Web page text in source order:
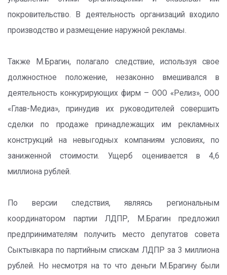
покровительство. В деятельность организаций входило
производство и размещение наружной рекламы.
Также М.Брагин, полагало следствие, используя свое
должностное положение, незаконно вмешивался в
деятельность конкурирующих фирм – ООО «Релиз», ООО
«Глав-Медиа», принудив их руководителей совершить
сделки по продаже принадлежащих им рекламных
конструкций на невыгодных компаниям условиях, по
заниженной стоимости. Ущерб оценивается в 4,6
миллиона рублей.
По версии следствия, являясь региональным
координатором партии ЛДПР, М.Брагин предложил
предпринимателям получить место депутатов совета
Сыктывкара по партийным спискам ЛДПР за 3 миллиона
рублей. Но несмотря на то что деньги М.Брагину были